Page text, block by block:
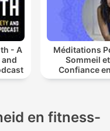
- A
and
Méditations
Sommeil
Confiance
en fitness-